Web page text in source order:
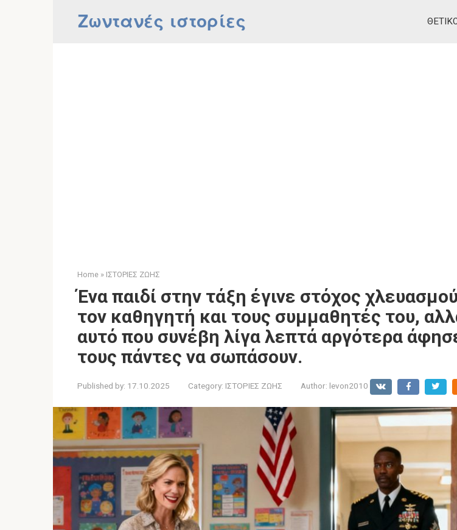
Ζωντανές ιστορίες
Home » ΙΣΤΟΡΙΕΣ ΖΩΗΣ
Ένα παιδί στην τάξη έγινε στόχος
τον καθηγητή και τους συμμαθητές του,
αυτό που συνέβη λίγα λεπτά αργότερα
τους πάντες να σωπάσουν.
Published by: 17.10.2025 Category: ΙΣΤΟΡΙΕΣ ΖΩΗΣ Author: levon2010